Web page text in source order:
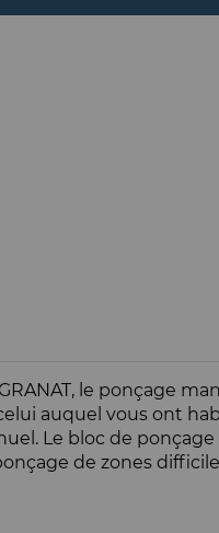
le ponçage
auquel vous ont
Le bloc de
de zones